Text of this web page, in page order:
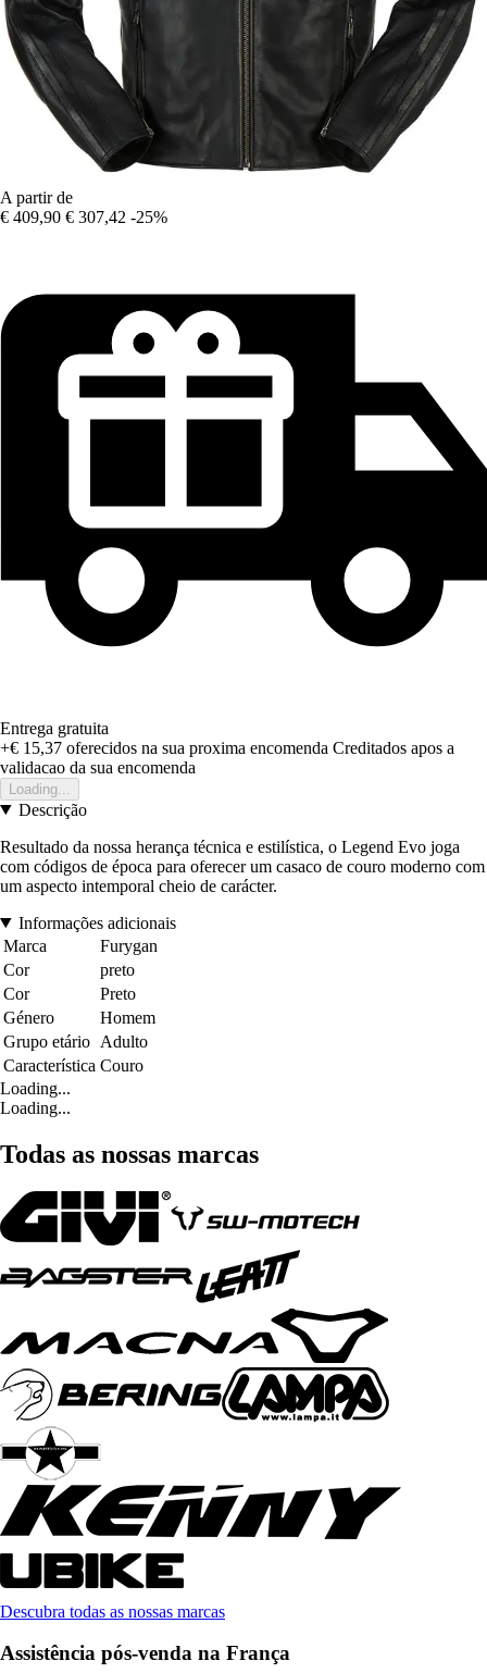
A partir de
€ 409,90 € 307,42 -25%
Entrega gratuita
+€ 15,37 oferecidos na sua proxima encomenda Creditados apos a
validacao da sua encomenda
Loading...
Descrição
Resultado da nossa herança técnica e estilística, o Legend Evo joga
com códigos de época para oferecer um casaco de couro moderno com
um aspecto intemporal cheio de carácter.
Informações adicionais
Marca
Furygan
Cor
preto
Cor
Preto
Género
Homem
Grupo etário Adulto
Característica Couro
Loading...
Loading...
Todas as nossas marcas
Descubra todas as nossas marcas
Assistência pós-venda na França